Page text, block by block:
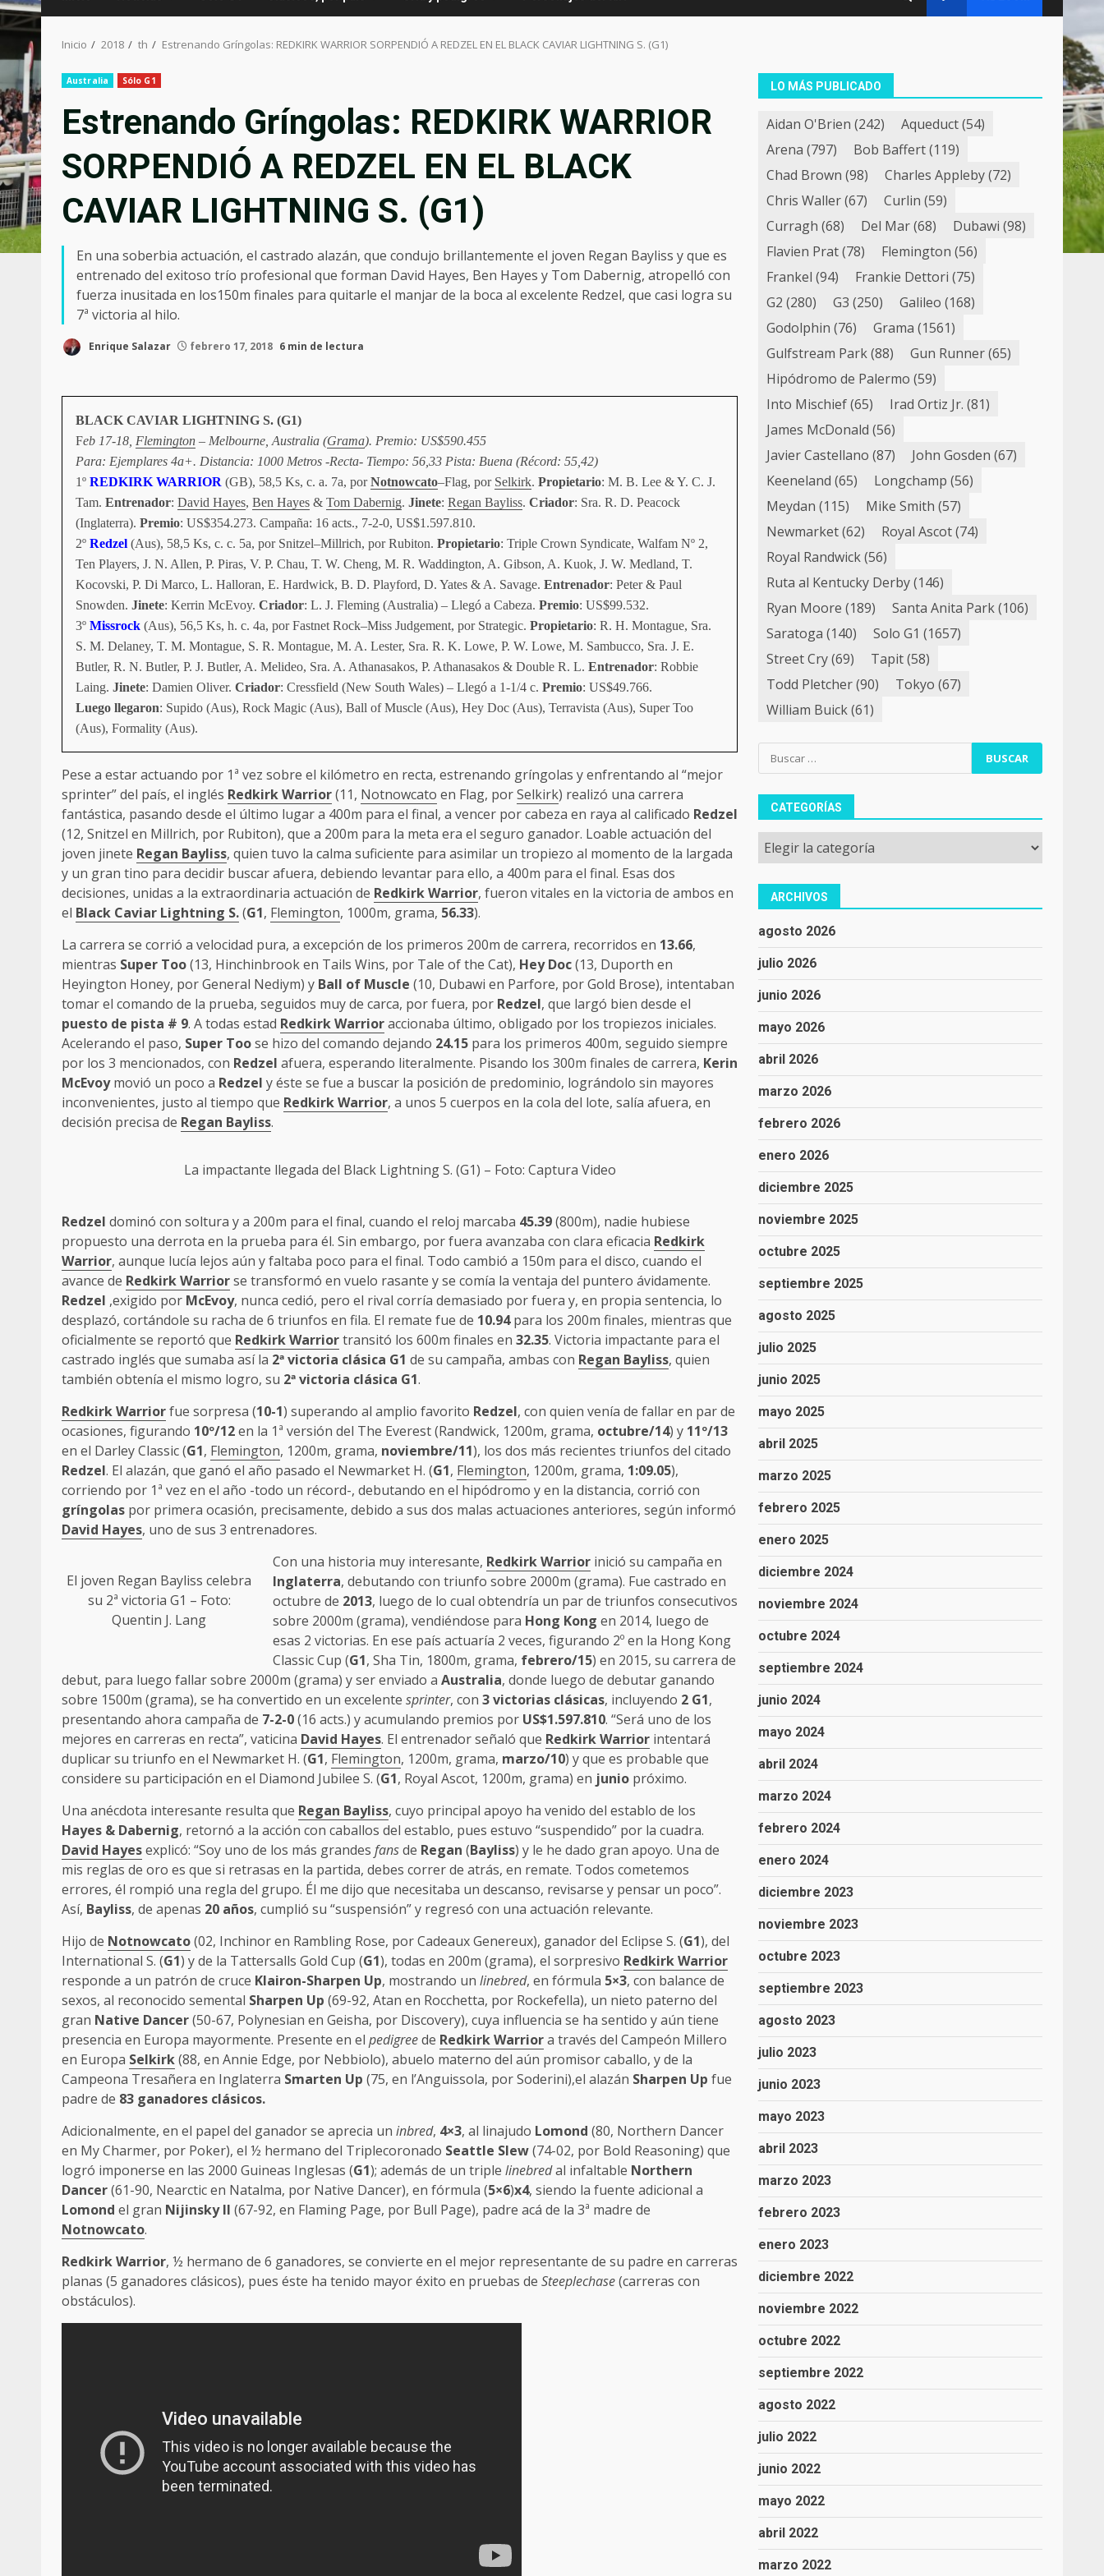
Inicio 2018 th Estrenando Gríngolas: REDKIRK WARRIOR SORPENDIÓ A REDZEL EN EL BLACK CAVIAR LIGHTNING S. (G1)
Australia Sólo G1
Estrenando Gríngolas: REDKIRK WARRIOR
SORPENDIÓ A REDZEL EN EL BLACK
CAVIAR LIGHTNING S. (G1)
En una soberbia actuación, el castrado alazán, que condujo brillantemente el joven Regan Bayliss y que es
entrenado del exitoso trío profesional que forman David Hayes, Ben Hayes y Tom Dabernig, atropelló con
fuerza inusitada en los150m finales para quitarle el manjar de la boca al excelente Redzel, que casi logra su
7ª victoria al hilo.
Enrique Salazar febrero 17, 2018 6 min de lectura
BLACK CAVIAR LIGHTNING S. (G1)
Feb 17-18, Flemington – Melbourne, Australia (Grama). Premio: US$590.455
Para: Ejemplares 4a+. Distancia: 1000 Metros -Recta- Tiempo: 56,33 Pista: Buena (Récord: 55,42)
1º REDKIRK WARRIOR (GB), 58,5 Ks, c. a. 7a, porNotnowcato–Flag, por Selkirk. Propietario: M. B. Lee & Y. C. J.
Tam. Entrenador: David Hayes, Ben Hayes & Tom Dabernig. Jinete: Regan Bayliss. Criador: Sra. R. D. Peacock
(Inglaterra). Premio: US$354.273. Campaña: 16 acts., 7-2-0, US$1.597.810.
2º Redzel (Aus), 58,5 Ks, c. c. 5a, por Snitzel–Millrich, por Rubiton. Propietario: Triple Crown Syndicate, Walfam Nº 2,
Ten Players, J. N. Allen, P. Piras, V. P. Chau, T. W. Cheng, M. R. Waddington, A. Gibson, A. Kuok, J. W. Medland, T.
Kocovski, P. Di Marco, L. Halloran, E. Hardwick, B. D. Playford, D. Yates & A. Savage. Entrenador: Peter & Paul
Snowden. Jinete: Kerrin McEvoy. Criador: L. J. Fleming (Australia) – Llegó a Cabeza. Premio: US$99.532.
3º Missrock (Aus), 56,5 Ks, h. c. 4a, por Fastnet Rock–Miss Judgement, por Strategic. Propietario: R. H. Montague, Sra.
S. M. Delaney, T. M. Montague, S. R. Montague, M. A. Lester, Sra. R. K. Lowe, P. W. Lowe, M. Sambucco, Sra. J. E.
Butler, R. N. Butler, P. J. Butler, A. Melideo, Sra. A. Athanasakos, P. Athanasakos & Double R. L. Entrenador: Robbie
Laing. Jinete: Damien Oliver. Criador: Cressfield (New South Wales) – Llegó a 1-1/4 c. Premio: US$49.766.
Luego llegaron: Supido (Aus), Rock Magic (Aus), Ball of Muscle (Aus), Hey Doc (Aus), Terravista (Aus), Super Too
(Aus), Formality (Aus).
Pese a estar actuando por 1ª vez sobre el kilómetro en recta, estrenando gríngolas y enfrentando al “mejor
sprinter” del país, el inglés Redkirk Warrior(11, Notnowcato en Flag, porSelkirk) realizó una carrera
fantástica, pasando desde el último lugar a 400m para el final, a vencer por cabeza en raya al calificado Redzel
(12, Snitzel en Millrich, por Rubiton), que a 200m para la meta era el seguro ganador. Loable actuación del
joven jinete Regan Bayliss, quien tuvo la calma suficiente para asimilar un tropiezo al momento de la largada
y un gran tino para decidir buscar afuera, debiendo levantar para ello, a 400m para el final. Esas dos
decisiones, unidas a la extraordinaria actuación de Redkirk Warrior, fueron vitales en la victoria de ambos en
el Black Caviar Lightning S.(G1, Flemington, 1000m, grama, 56.33).
La carrera se corrió a velocidad pura, a excepción de los primeros 200m de carrera, recorridos en 13.66,
mientras Super Too(13, Hinchinbrook en Tails Wins, por Tale of the Cat), Hey Doc(13, Duporth en
Heyington Honey, por General Nediym) y Ball of Muscle (10, Dubawi en Parfore, por Gold Brose), intentaban
tomar el comando de la prueba, seguidos muy de carca, por fuera, por Redzel, que largó bien desde el
puesto de pista # 9. A todas estad Redkirk Warrioraccionaba último, obligado por los tropiezos iniciales.
Acelerando el paso, Super Toose hizo del comando dejando 24.15 para los primeros 400m, seguido siempre
por los 3 mencionados, con Redzel afuera, esperando literalmente. Pisando los 300m finales de carrera, Kerin
McEvoymovió un poco a Redzel y éste se fue a buscar la posición de predominio, lográndolo sin mayores
inconvenientes, justo al tiempo que Redkirk Warrior, a unos 5 cuerpos en la cola del lote, salía afuera, en
decisión precisa de Regan Bayliss.
La impactante llegada del Black Lightning S. (G1) – Foto: Captura Video
Redzel dominó con soltura y a 200m para el final, cuando el reloj marcaba 45.39(800m), nadie hubiese
propuesto una derrota en la prueba para él. Sin embargo, por fuera avanzaba con clara eficacia Redkirk
Warrior, aunque lucía lejos aún y faltaba poco para el final. Todo cambió a 150m para el disco, cuando el
avance de Redkirk Warriorse transformó en vuelo rasante y se comía la ventaja del puntero ávidamente.
Redzel ,exigido por McEvoy, nunca cedió, pero el rival corría demasiado por fuera y, en propia sentencia, lo
desplazó, cortándole su racha de 6 triunfos en fila. El remate fue de 10.94para los 200m finales, mientras que
oficialmente se reportó que Redkirk Warriortransitó los 600m finales en 32.35. Victoria impactante para el
castrado inglés que sumaba así la 2ª victoria clásica G1 de su campaña, ambas con Regan Bayliss, quien
también obtenía el mismo logro, su 2ª victoria clásica G1.
Redkirk Warriorfue sorpresa (10-1) superando al amplio favorito Redzel, con quien venía de fallar en par de
ocasiones, figurando 10º/12en la 1ª versión del The Everest (Randwick, 1200m, grama, octubre/14) y 11º/13
en el Darley Classic (G1, Flemington, 1200m, grama, noviembre/11), los dos más recientes triunfos del citado
Redzel. El alazán, que ganó el año pasado el Newmarket H. (G1, Flemington, 1200m, grama, 1:09.05),
corriendo por 1ª vez en el año -todo un récord-, debutando en el hipódromo y en la distancia, corrió con
gríngolas por primera ocasión, precisamente, debido a sus dos malas actuaciones anteriores, según informó
David Hayes, uno de sus 3 entrenadores.
El joven Regan Bayliss celebra
su 2ª victoria G1 – Foto:
Quentin J. Lang
Con una historia muy interesante, Redkirk Warrior inició su campaña en
Inglaterra, debutando con triunfo sobre 2000m (grama). Fue castrado en
octubre de 2013, luego de lo cual obtendría un par de triunfos consecutivos
sobre 2000m (grama), vendiéndose para Hong Kong en 2014, luego de
esas 2 victorias. En ese país actuaría 2 veces, figurando 2º en la Hong Kong
Classic Cup (G1, Sha Tin, 1800m, grama, febrero/15) en 2015, su carrera de
debut, para luego fallar sobre 2000m (grama) y ser enviado a Australia, donde luego de debutar ganando
sobre 1500m (grama), se ha convertido en un excelente sprinter, con 3 victorias clásicas, incluyendo 2 G1,
presentando ahora campaña de 7-2-0(16 acts.) y acumulando premios por US$1.597.810. “Será uno de los
mejores en carreras en recta”, vaticina David Hayes. El entrenador señaló que Redkirk Warrior intentará
duplicar su triunfo en el Newmarket H. (G1, Flemington, 1200m, grama, marzo/10) y que es probable que
considere su participación en el Diamond Jubilee S. (G1, Royal Ascot, 1200m, grama) en junio próximo.
Una anécdota interesante resulta que Regan Bayliss, cuyo principal apoyo ha venido del establo de los
Hayes & Dabernig, retornó a la acción con caballos del establo, pues estuvo “suspendido” por la cuadra.
David Hayesexplicó: “Soy uno de los más grandes fansde Regan (Bayliss) y le he dado gran apoyo. Una de
mis reglas de oro es que si retrasas en la partida, debes correr de atrás, en remate. Todos cometemos
errores, él rompió una regla del grupo. Él me dijo que necesitaba un descanso, revisarse y pensar un poco”.
Así, Bayliss, de apenas 20 años, cumplió su “suspensión” y regresó con una actuación relevante.
Hijo de Notnowcato(02, Inchinor en Rambling Rose, por Cadeaux Genereux), ganador del Eclipse S. (G1), del
International S. (G1) y de la Tattersalls Gold Cup (G1), todas en 200m (grama), el sorpresivo Redkirk Warrior
responde a un patrón de cruce Klairon-Sharpen Up, mostrando un linebred, en fórmula 5×3, con balance de
sexos, al reconocido semental Sharpen Up (69-92, Atan en Rocchetta, por Rockefella), un nieto paterno del
gran Native Dancer(50-67, Polynesian en Geisha, por Discovery), cuya influencia se ha sentido y aún tiene
presencia en Europa mayormente. Presente en el pedigreede Redkirk Warriora través del Campeón Millero
en Europa Selkirk(88, en Annie Edge, por Nebbiolo), abuelo materno del aún promisor caballo, y de la
Campeona Tresañera en Inglaterra Smarten Up (75, en l’Anguissola, por Soderini),el alazán Sharpen Up fue
padre de 83 ganadores clásicos.
Adicionalmente, en el papel del ganador se aprecia un inbred, 4×3, al linajudo Lomond (80, Northern Dancer
en My Charmer, por Poker), el ½ hermano del Triplecoronado Seattle Slew(74-02, por Bold Reasoning) que
logró imponerse en las 2000 Guineas Inglesas (G1); además de un triple linebredal infaltable Northern
Dancer(61-90, Nearctic en Natalma, por Native Dancer), en fórmula (5×6)x4, siendo la fuente adicional a
Lomond el gran Nijinsky II (67-92, en Flaming Page, por Bull Page), padre acá de la 3ª madre de
Notnowcato.
RedkirkWarrior, ½ hermano de 6 ganadores, se convierte en el mejor representante de su padre en carreras
planas (5 ganadores clásicos), pues éste ha tenido mayor éxito en pruebas de Steeplechase(carreras con
obstáculos).
LO MÁS PUBLICADO
Aidan O'Brien (242) Aqueduct(54)
Arena (797) Bob Baffert(119)
Chad Brown (98) Charles Appleby(72)
Chris Waller(67) Curlin (59)
Curragh (68) Del Mar(68) Dubawi (98)
Flavien Prat(78) Flemington (56)
Frankel (94) Frankie Dettori (75)
G2 (280) G3 (250) Galileo (168)
Godolphin (76) Grama (1561)
Gulfstream Park(88) Gun Runner(65)
Hipódromo de Palermo (59)
Into Mischief(65) Irad Ortiz Jr. (81)
James McDonald (56)
Javier Castellano (87) John Gosden (67)
Keeneland (65) Longchamp (56)
Meydan (115) Mike Smith (57)
Newmarket(62) Royal Ascot(74)
Royal Randwick(56)
Ruta al Kentucky Derby(146)
Ryan Moore (189) Santa Anita Park(106)
Saratoga (140) Solo G1 (1657)
Street Cry(69) Tapit(58)
Todd Pletcher(90) Tokyo (67)
William Buick(61)
Buscar:
CATEGORÍAS
Categorías
ARCHIVOS
agosto 2026
julio 2026
junio 2026
mayo 2026
abril 2026
marzo 2026
febrero 2026
enero 2026
diciembre 2025
noviembre 2025
octubre 2025
septiembre 2025
agosto 2025
julio 2025
junio 2025
mayo 2025
abril 2025
marzo 2025
febrero 2025
enero 2025
diciembre 2024
noviembre 2024
octubre 2024
septiembre 2024
junio 2024
mayo 2024
abril 2024
marzo 2024
febrero 2024
enero 2024
diciembre 2023
noviembre 2023
octubre 2023
septiembre 2023
agosto 2023
julio 2023
junio 2023
mayo 2023
abril 2023
marzo 2023
febrero 2023
enero 2023
diciembre 2022
noviembre 2022
octubre 2022
septiembre 2022
agosto 2022
julio 2022
junio 2022
mayo 2022
abril 2022
marzo 2022